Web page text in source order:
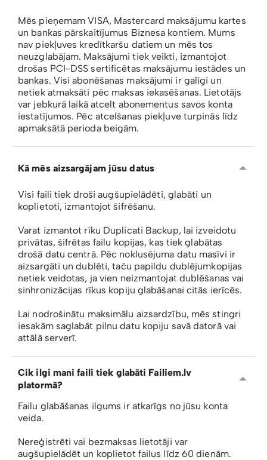
Mēs pieņemam VISA, Mastercard maksājumu kartes
un bankas pārskaitījumus Biznesa kontiem. Mums
nav piekļuves kredītkaršu datiem un mēs tos
neuzglabājam. Maksājumi tiek veikti, izmantojot
drošas PCI-DSS sertificētas maksājumu iestādes un
bankas. Visi abonēšanas maksājumi ir galīgi un
netiek atmaksāti pēc maksas iekasēšanas. Lietotājs
var jebkurā laikā atcelt abonementus savos konta
iestatījumos. Pēc atcelšanas piekļuve turpinās līdz
apmaksātā perioda beigām.
Kā mēs aizsargājam jūsu datus
Visi faili tiek droši augšupielādēti, glabāti un
koplietoti, izmantojot šifrēšanu.
Varat izmantot rīku Duplicati Backup, lai izveidotu
privātas, šifrētas failu kopijas, kas tiek glabātas
drošā datu centrā. Pēc noklusējuma datu masīvi ir
aizsargāti un dublēti, taču papildu dublējumkopijas
netiek veidotas, ja vien neizmantojat dublēšanas vai
sinhronizācijas rīkus kopiju glabāšanai citās ierīcēs.
Lai nodrošinātu maksimālu aizsardzību, mēs stingri
iesakām saglabāt pilnu datu kopiju savā datorā vai
attālā serverī.
Cik ilgi mani faili tiek glabāti Failiem.lv
platormā?
Failu glabāšanas ilgums ir atkarīgs no jūsu konta
veida.
Nereģistrēti vai bezmaksas lietotāji var
augšupielādēt un koplietot failus līdz 60 dienām.